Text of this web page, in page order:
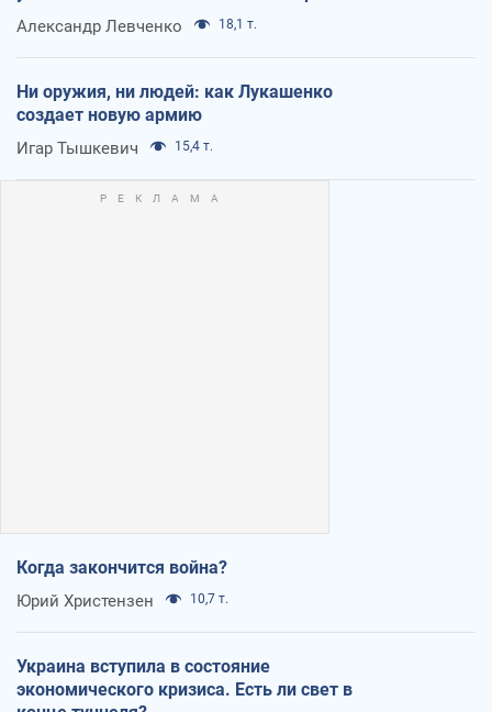
Александр Левченко 18,1 т.
Ни оружия, ни людей: как Лукашенко
создает новую армию
Игар Тышкевич 15,4 т.
Когда закончится война?
Юрий Христензен 10,7 т.
Украина вступила в состояние
экономического кризиса. Есть ли свет в